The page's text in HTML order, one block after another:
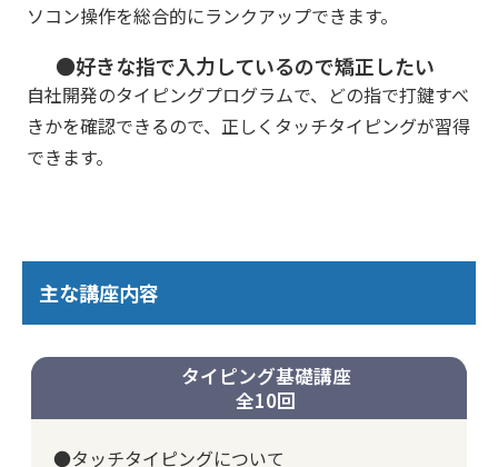
ソコン操作を総合的にランクアップできます。
●好きな指で入力しているので矯正したい
自社開発のタイピングプログラムで、どの指で打鍵すべ
きかを確認できるので、正しくタッチタイピングが習得
できます。
主な講座内容
タイピング基礎講座
全10回
●タッチタイピングについて